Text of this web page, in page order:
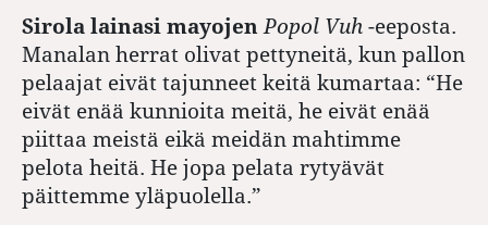
Sirola lainasi mayojen Popol Vuh -eeposta.
Manalan herrat olivat pettyneitä, kun pallon
pelaajat eivät tajunneet keitä kumartaa: “He
eivät enää kunnioita meitä, he eivät enää
piittaa meistä eikä meidän mahtimme
pelota heitä. He jopa pelata rytyävät
päittemme yläpuolella.”